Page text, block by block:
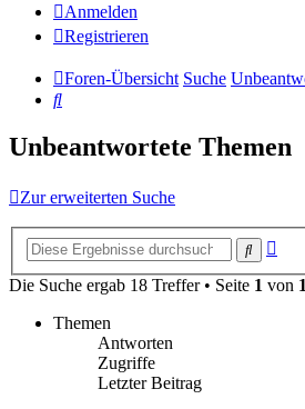
Anmelden
Registrieren
Foren-Übersicht Suche
Suche
Unbeantwortete Themen
Zur erweiterten Suche
Suche
Die Suche ergab 18 Treffer • Seite 1 von 1
Themen
Antworten
Zugriffe
Letzter Beitrag